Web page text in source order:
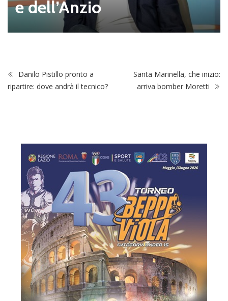
e dell’Anzio
Danilo Pistillo pronto a
ripartire: dove andrà il tecnico?
Santa Marinella, che inizio:
arriva bomber Moretti